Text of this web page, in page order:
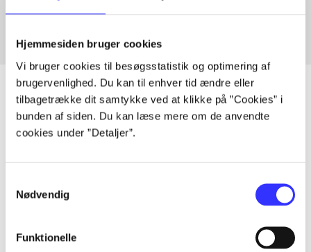
Hjemmesiden bruger cookies
Vi bruger cookies til besøgsstatistik og optimering af
brugervenlighed. Du kan til enhver tid ændre eller
tilbagetrække dit samtykke ved at klikke på ”Cookies” i
bunden af siden. Du kan læse mere om de anvendte
cookies under ”Detaljer”.
Nødvendig
Funktionelle
Artikler
...
...